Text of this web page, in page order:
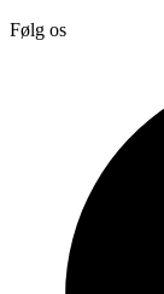
Følg os